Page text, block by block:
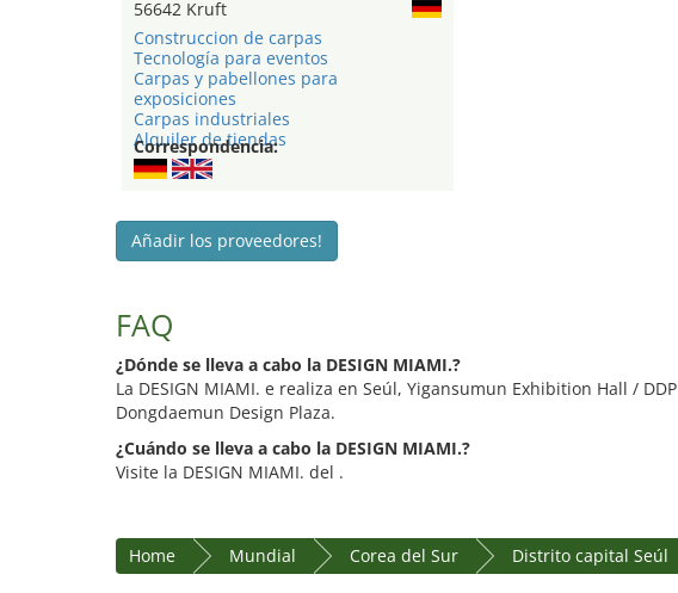
56642 Kruft
Construccion de carpas
Tecnología para eventos
Carpas y pabellones para
exposiciones
Carpas industriales
Alquiler de tiendas
Correspondencia:
Añadir los proveedores!
FAQ
¿Dónde se lleva a cabo la DESIGN MIAMI.?
La DESIGN MIAMI. e realiza en Seúl, Yigansumun Exhibition Hall / DDP
Dongdaemun Design Plaza.
¿Cuándo se lleva a cabo la DESIGN MIAMI.?
Visite la DESIGN MIAMI. del .
Home Mundial Corea del Sur Distrito capital Seúl